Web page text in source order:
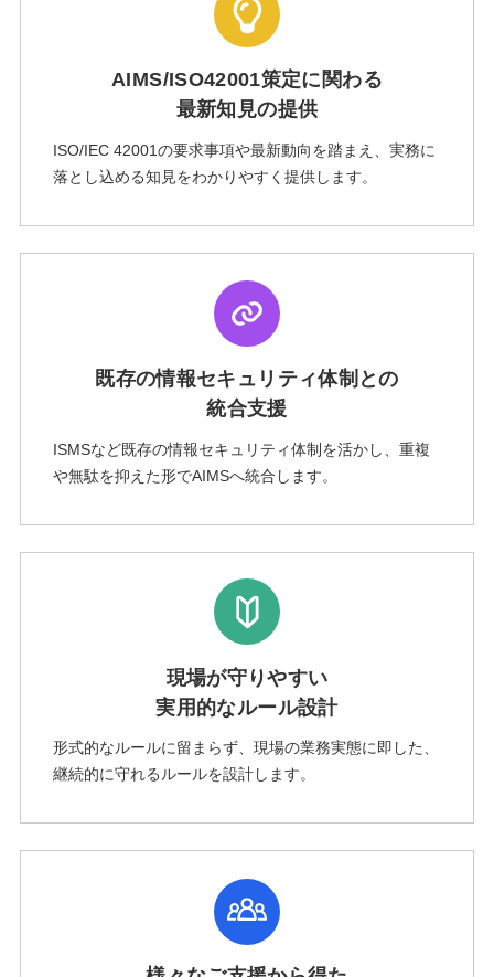
AIMS/ISO42001策定に関わる
最新知見の提供
ISO/IEC 42001の要求事項や最新動向を踏まえ、実務に
落とし込める知見をわかりやすく提供します。
既存の情報セキュリティ体制との
統合支援
ISMSなど既存の情報セキュリティ体制を活かし、重複
や無駄を抑えた形でAIMSへ統合します。
現場が守りやすい
実用的なルール設計
形式的なルールに留まらず、現場の業務実態に即した、
継続的に守れるルールを設計します。